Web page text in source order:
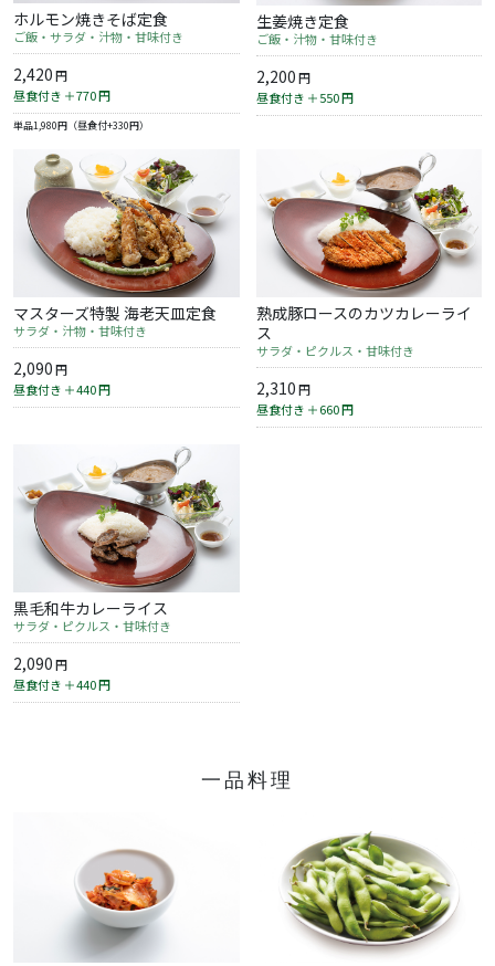
ホルモン焼きそば定食
ご飯・サラダ・汁物・甘味付き
2,420円
昼食付き ＋770円
単品1,980円（昼食付+330円）
生姜焼き定食
ご飯・汁物・甘味付き
2,200円
昼食付き ＋550円
マスターズ特製 海老天皿定食
サラダ・汁物・甘味付き
2,090円
昼食付き ＋440円
熟成豚ロースのカツカレーライ
ス
サラダ・ピクルス・甘味付き
2,310円
昼食付き ＋660円
黒毛和牛カレーライス
サラダ・ピクルス・甘味付き
2,090円
昼食付き ＋440円
一品料理